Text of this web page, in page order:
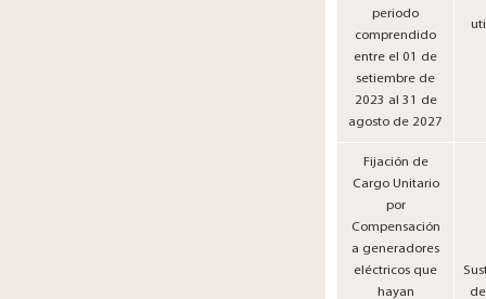
periodo
comprendido
entre el 01 de
setiembre de
2023 al 31 de
agosto de 2027
Fijación de
Cargo Unitario
por
Compensación
a generadores
eléctricos que
hayan